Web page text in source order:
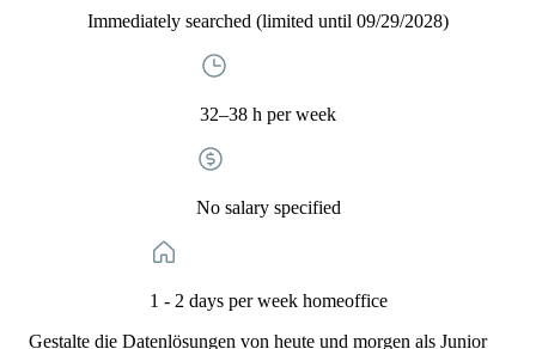
Immediately searched (limited until 09/29/2028)
32–38 h per week
No salary specified
1 - 2 days per week homeoffice
Gestalte die Datenlösungen von heute und morgen als Junior